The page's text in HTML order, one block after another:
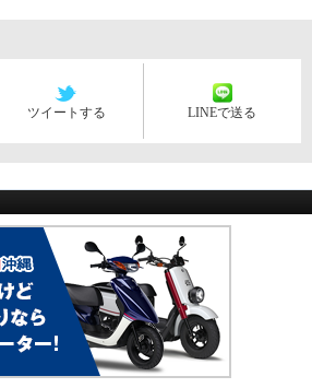
ツイートする LINEで送る